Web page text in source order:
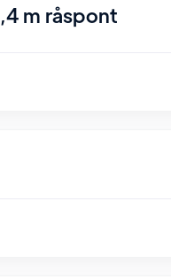
m råspont